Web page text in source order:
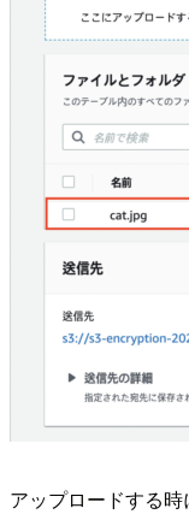
アップロードする